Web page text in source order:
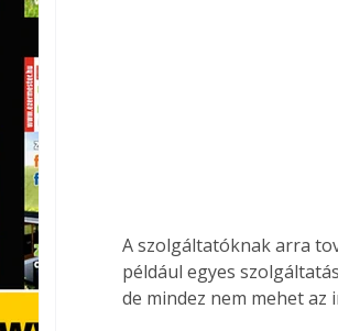
A szolgáltatóknak arra
például egyes
de mindez nem mehet